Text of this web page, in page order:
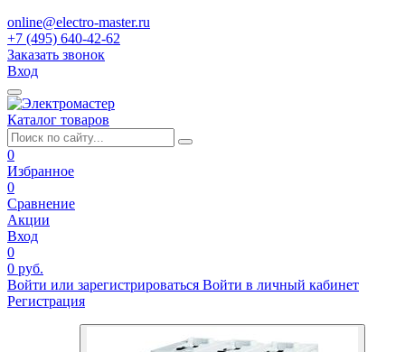
online@electro-master.ru
+7 (495) 640-42-62
Заказать звонок
Вход
Каталог товаров
0
Избранное
0
Сравнение
Акции
Вход
0
0 руб.
Войти или зарегистрироваться Войти в личный кабинет
Регистрация